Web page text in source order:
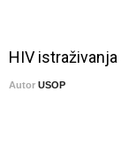
HIV istraživanja
Autor USOP